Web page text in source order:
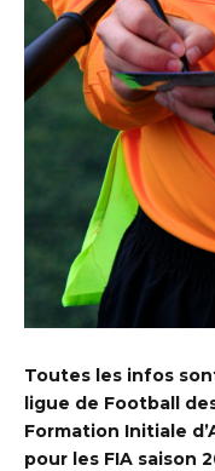
Toutes les infos
ligue de Football
Formation Initiale
pour les FIA saison